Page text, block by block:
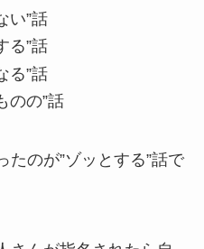
い”話
る”話
る”話
のの”話
のが”ゾッとする”話で